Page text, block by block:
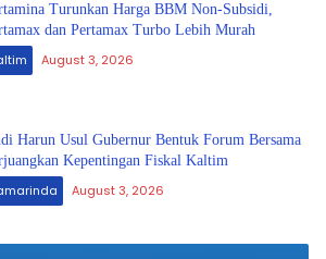
Turunkan Harga BBM Non-Subsidi,
dan Pertamax Turbo Lebih Murah
August 3, 2026
Harun Usul Gubernur Bentuk Forum Bersama
Kepentingan Fiskal Kaltim
August 3, 2026